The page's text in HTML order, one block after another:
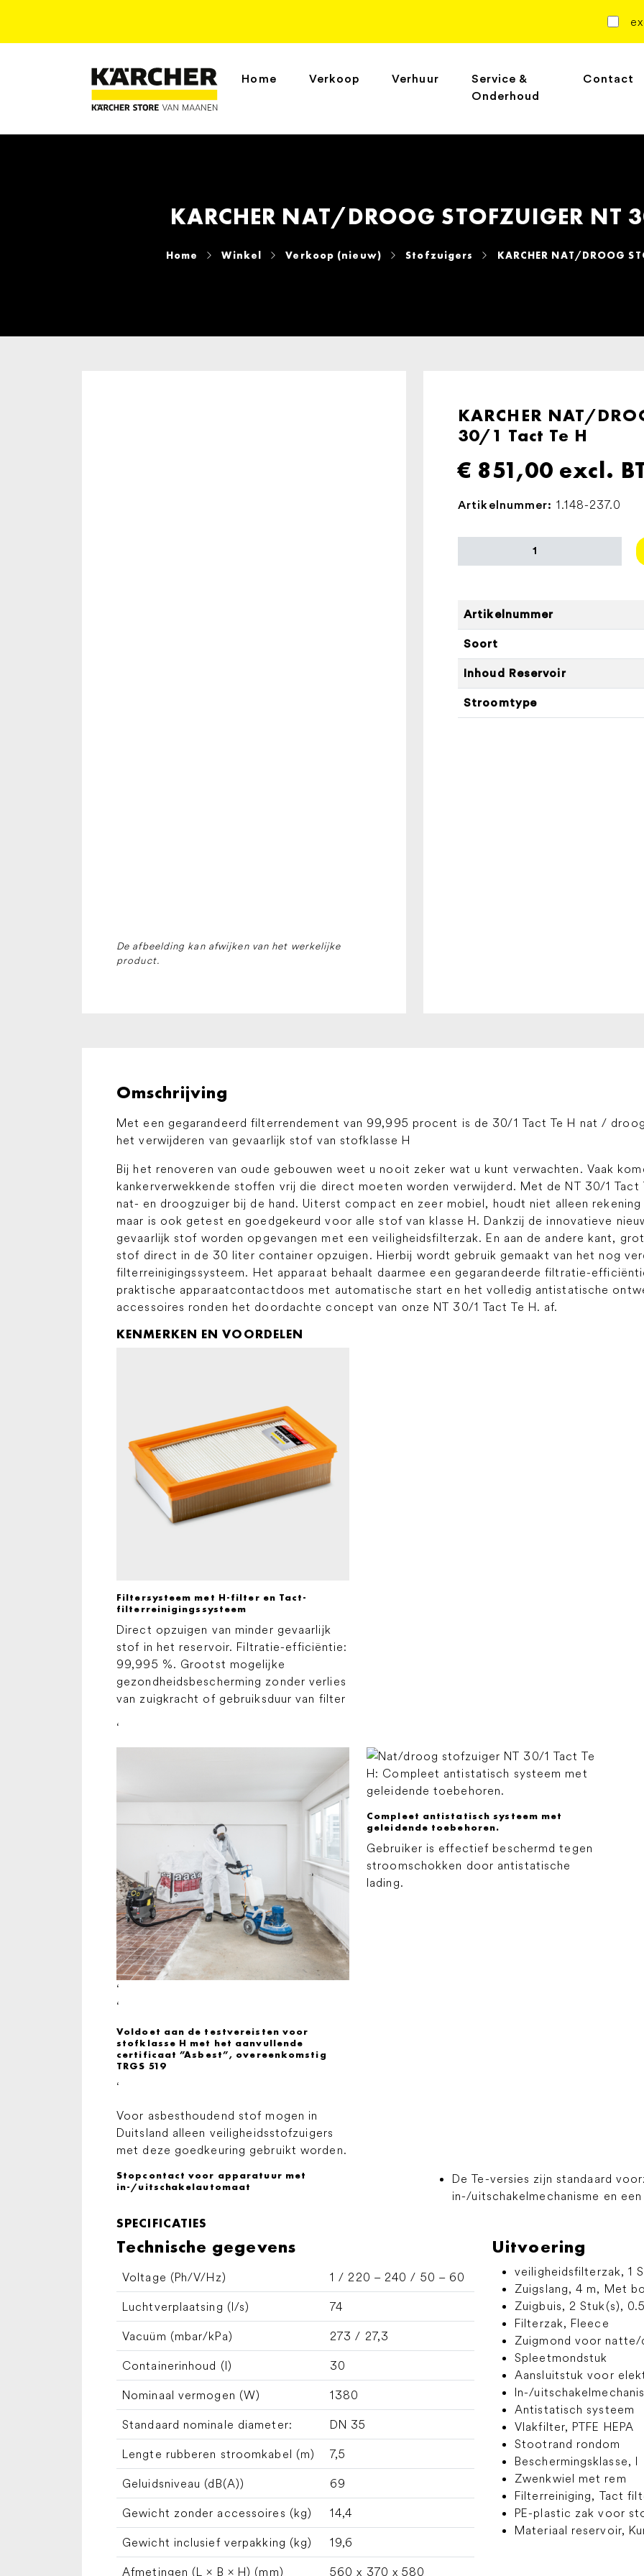
Home Verkoop Verhuur
Service &
Onderhoud
Contact
KARCHER NAT/DROOG STOFZUIGER NT
Home Winkel Verkoop (nieuw) Stofzuigers KARCHER NAT/DROOG
De afbeelding kan afwijken van het werkelijke
product.
KARCHER NAT/
30/1 Tact Te H
€ 851,00 excl.
Artikelnummer: 1.148-237.0
30/1
Tact
Te
H
Artikelnummer
Soort
Inhoud Reservoir
Stroomtype
Omschrijving
Met een gegarandeerd filterrendement van 99,995 procent is de 30/1 Tact Te H nat /
het verwijderen van gevaarlijk stof van stofklasse H
Bij het renoveren van oude gebouwen weet u nooit zeker wat u kunt verwachten. Vaak
kankerverwekkende stoffen vrij die direct moeten worden verwijderd. Met de NT 30/1 Tact
nat- en droogzuiger bij de hand. Uiterst compact en zeer mobiel, houdt niet alleen
maar is ook getest en goedgekeurd voor alle stof van klasse H. Dankzij de innovatieve
gevaarlijk stof worden opgevangen met een veiligheidsfilterzak. En aan de andere kant,
stof direct in de 30 liter container opzuigen. Hierbij wordt gebruik gemaakt van het nog
filterreinigingssysteem. Het apparaat behaalt daarmee een gegarandeerde filtratie-
praktische apparaatcontactdoos met automatische start en het volledig antistatische
accessoires ronden het doordachte concept van onze NT 30/1 Tact Te H. af.
KENMERKEN EN VOORDELEN
Filtersysteem met H-filter en Tact-
filterreinigingssysteem
Direct opzuigen van minder gevaarlijk
stof in het reservoir. Filtratie-efficiëntie:
99,995 %. Grootst mogelijke
gezondheidsbescherming zonder verlies
van zuigkracht of gebruiksduur van filter
‘
‘
‘
Voldoet aan de testvereisten voor
stofklasse H met het aanvullende
certificaat ”Asbest”, overeenkomstig
TRGS 519
‘
Voor asbesthoudend stof mogen in
Duitsland alleen veiligheidsstofzuigers
met deze goedkeuring gebruikt worden.
Compleet antistatisch systeem met
geleidende toebehoren.
Gebruiker is effectief beschermd tegen
stroomschokken door antistatische
lading.
Stopcontact voor apparatuur met
in-/uitschakelautomaat
De Te-versies zijn standaard
in-/uitschakelmechanisme en
SPECIFICATIES
Technische gegevens
Voltage (Ph/V/Hz) 1 / 220 – 240 / 50 – 60
Luchtverplaatsing (l/s) 74
Vacuüm (mbar/kPa) 273 / 27,3
Containerinhoud (l) 30
Nominaal vermogen (W) 1380
Standaard nominale diameter: DN 35
Lengte rubberen stroomkabel (m) 7,5
Geluidsniveau (dB(A)) 69
Gewicht zonder accessoires (kg) 14,4
Gewicht inclusief verpakking (kg) 19,6
Afmetingen (L × B × H) (mm) 560 x 370 x 580
Uitvoering
veiligheidsfilterzak, 1
Zuigslang, 4 m, Met
Zuigbuis, 2 Stuk(s),
Filterzak, Fleece
Zuigmond voor
Spleetmondstuk
Aansluitstuk voor
In-/
Antistatisch systeem
Vlakfilter, PTFE HEPA
Stootrand rondom
Beschermingsklasse, I
Zwenkwiel met rem
Filterreiniging, Tact
PE-plastic zak voor
Materiaal reservoir,